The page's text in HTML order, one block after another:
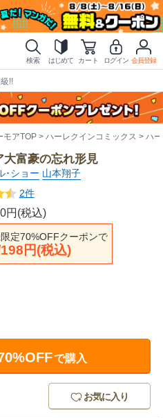
検索 はじめて カート ログイン 会員登録
!!
モアTOP ハーレクインコミックス ハ
大富豪の忘れ形見
･ショー 山本翔子
2件
円(税込)
定70%OFFクーポンで
円(税込)
で購入
お気に入り